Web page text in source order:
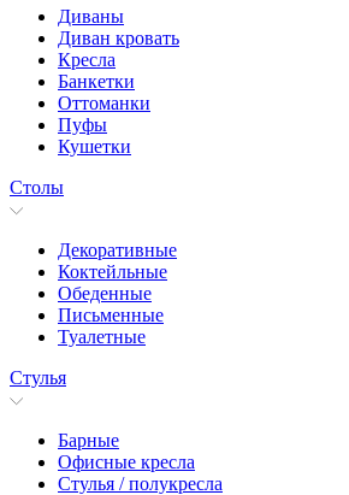
Диваны
Диван кровать
Кресла
Банкетки
Оттоманки
Пуфы
Кушетки
Столы
Декоративные
Коктейльные
Обеденные
Письменные
Туалетные
Стулья
Барные
Офисные кресла
Стулья / полукресла